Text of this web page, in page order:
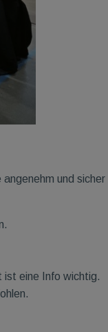
und sicher
ist eine Info wichtig.